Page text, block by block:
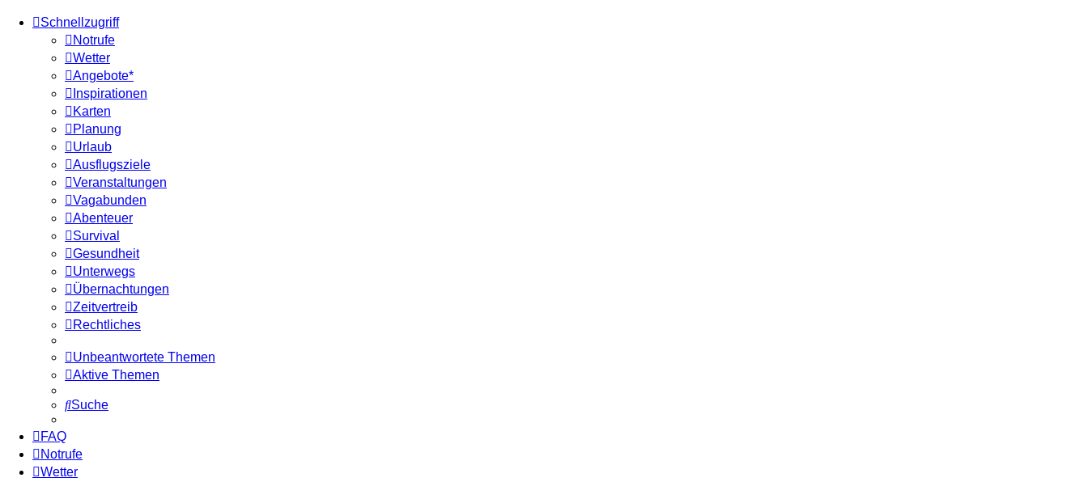
Schnellzugriff
Notrufe
Wetter
Angebote*
Inspirationen
Karten
Planung
Urlaub
Ausflugsziele
Veranstaltungen
Vagabunden
Abenteuer
Survival
Gesundheit
Unterwegs
Übernachtungen
Zeitvertreib
Rechtliches
Unbeantwortete Themen
Aktive Themen
Suche
FAQ
Notrufe
Wetter